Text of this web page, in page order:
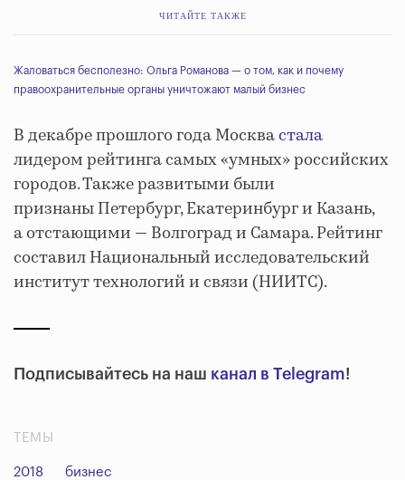
ЧИТАЙТЕ ТАКЖЕ
Жаловаться бесполезно: Ольга Романова — о том, как и почему
правоохранительные органы уничтожают малый бизнес
В декабре прошлого года Москвастала
лидером рейтинга самых «умных» российских
городов. Также развитыми были
признаны Петербург, Екатеринбург и Казань,
а отстающими — Волгоград и Самара. Рейтинг
составил Национальный исследовательский
институт технологий и связи (НИИТС).
Подписывайтесь на наш канал в Telegram!
ТЕМЫ
2018 бизнес